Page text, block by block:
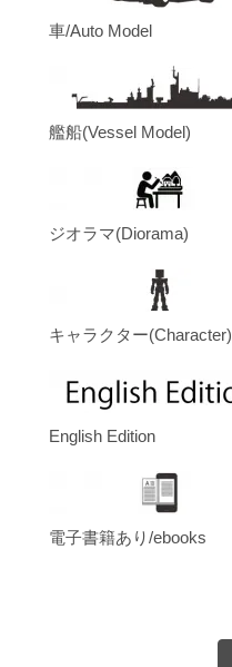
車/Auto Model
艦船(Vessel Model)
ジオラマ(Diorama)
キャラクター(Character)
English Edition
電子書籍あり/ebooks